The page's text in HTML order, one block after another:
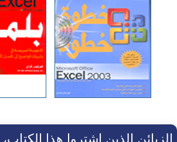
الزبائن الذين اشتروا هذا